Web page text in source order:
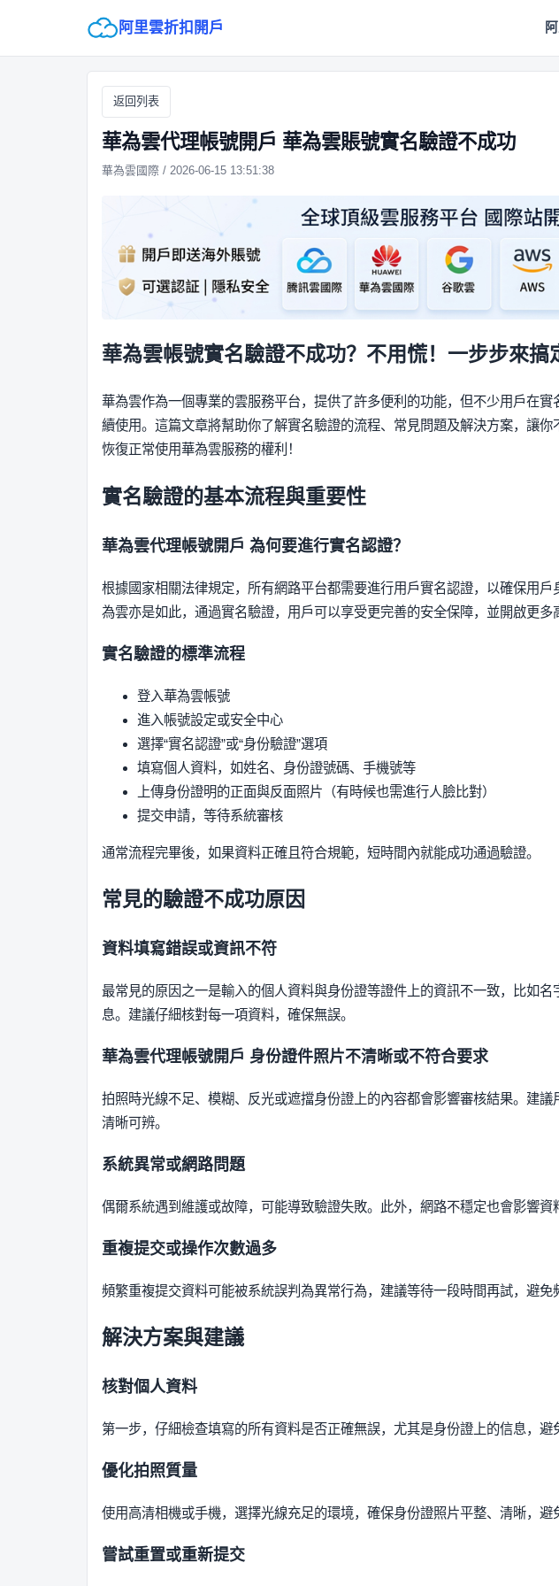
阿里雲折扣開戶
返回列表
華為雲代理帳號開戶 華為雲賬號實名驗證不成功
華為雲國際 / 2026-06-15 13:51:38
華為雲帳號實名驗證不成功？不用慌！一步步來搞
華為雲作為一個專業的雲服務平台，提供了許多便利的功能，但不少用戶在
續使用。這篇文章將幫助你了解實名驗證的流程、常見問題及解決方案，讓你
恢復正常使用華為雲服務的權利！
實名驗證的基本流程與重要性
華為雲代理帳號開戶 為何要進行實名認證？
根據國家相關法律規定，所有網路平台都需要進行用戶實名認證，以確保用
為雲亦是如此，通過實名驗證，用戶可以享受更完善的安全保障，並開啟更多
實名驗證的標準流程
登入華為雲帳號
進入帳號設定或安全中心
選擇“實名認證”或“身份驗證”選項
填寫個人資料，如姓名、身份證號碼、手機號等
上傳身份證明的正面與反面照片（有時候也需進行人臉比對）
提交申請，等待系統審核
通常流程完畢後，如果資料正確且符合規範，短時間內就能成功通過驗證。
常見的驗證不成功原因
資料填寫錯誤或資訊不符
最常見的原因之一是輸入的個人資料與身份證等證件上的資訊不一致，比如
息。建議仔細核對每一項資料，確保無誤。
華為雲代理帳號開戶 身份證件照片不清晰或不符合要求
拍照時光線不足、模糊、反光或遮擋身份證上的內容都會影響審核結果。建
清晰可辨。
系統異常或網路問題
偶爾系統遇到維護或故障，可能導致驗證失敗。此外，網路不穩定也會影響資
重複提交或操作次數過多
頻繁重複提交資料可能被系統誤判為異常行為，建議等待一段時間再試，避免
解決方案與建議
核對個人資料
第一步，仔細檢查填寫的所有資料是否正確無誤，尤其是身份證上的信息，避
優化拍照質量
使用高清相機或手機，選擇光線充足的環境，確保身份證照片平整、清晰，避
嘗試重置或重新提交